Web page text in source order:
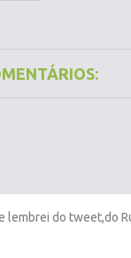
lembrei do tweet,do